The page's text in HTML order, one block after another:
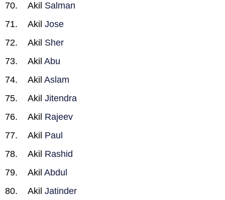
Akil Salman
Akil Jose
Akil Sher
Akil Abu
Akil Aslam
Akil Jitendra
Akil Rajeev
Akil Paul
Akil Rashid
Akil Abdul
Akil Jatinder